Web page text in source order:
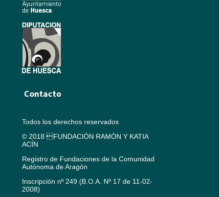
Contacto
Todos los derechos reservados
© 2018 FUNDACIÓN RAMÓN Y KATIA
ACÍN
Registro de Fundaciones de la Comunidad
Autónoma de Aragón
Inscripción nº 249 (B.O.A. Nº 17 de 11-02-
2008)